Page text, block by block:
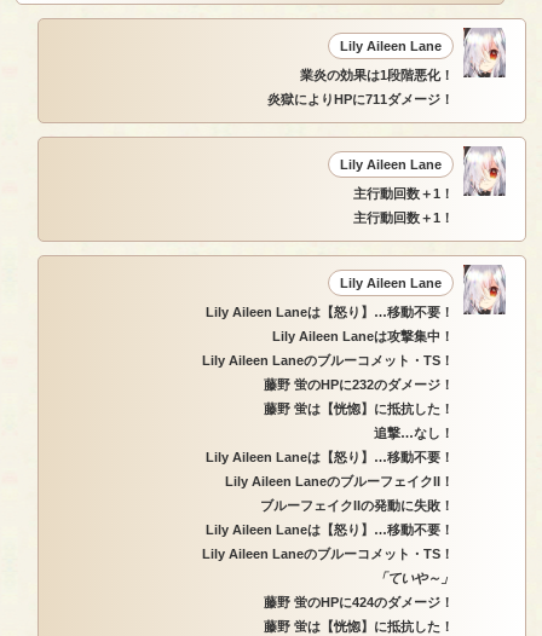
Lily Aileen Lane
業炎の効果は1段階悪化！
炎獄によりHPに711ダメージ！
Lily Aileen Lane
主行動回数＋1！
主行動回数＋1！
Lily Aileen Lane
Lily Aileen Laneは【怒り】…移動不要！
Lily Aileen Laneは攻撃集中！
Lily Aileen Laneのブルーコメット・TS！
藤野 蛍のHPに232のダメージ！
藤野 蛍は【恍惚】に抵抗した！
追撃…なし！
Lily Aileen Laneは【怒り】…移動不要！
Lily Aileen LaneのブルーフェイクII！
ブルーフェイクIIの発動に失敗！
Lily Aileen Laneは【怒り】…移動不要！
Lily Aileen Laneのブルーコメット・TS！
「ていや～」
藤野 蛍のHPに424のダメージ！
藤野 蛍は【恍惚】に抵抗した！